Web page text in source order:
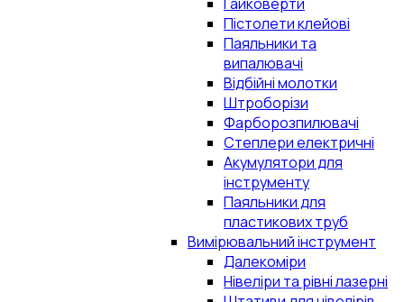
Пістолети клейові
Паяльники та
випалювачі
Відбійні молотки
Штроборізи
Фарборозпилювачі
Степлери електричні
Акумулятори для
інструменту
Паяльники для
пластикових труб
Вимірювальний інструмент
Далекоміри
Нівеліри та рівні лазерні